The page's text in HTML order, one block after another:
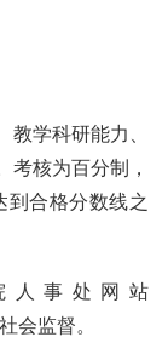
学科研能力、
考核为百分制，
到合格分数线之
人事处网站
会监督。